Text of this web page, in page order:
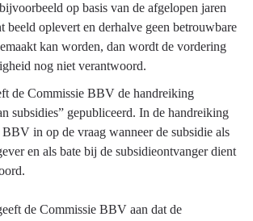
op basis van de afgelopen jaren
beeld oplevert en derhalve geen betrouwbare
kan worden, dan wordt de vordering
nog niet verantwoord.
de Commissie BBV de handreiking
subsidies” gepubliceerd. In de handreiking
BBV in op de vraag wanneer de subsidie als
en als bate bij de subsidieontvanger dient
de Commissie BBV aan dat de